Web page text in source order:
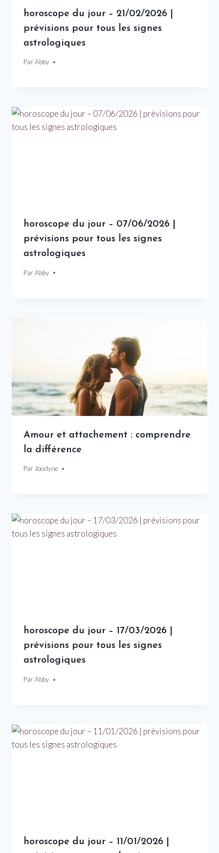
horoscope du jour – 21/02/2026 |
prévisions pour tous les signes
astrologiques
Par Abby
21 février 2026
horoscope du jour – 07/06/2026 |
prévisions pour tous les signes
astrologiques
Par Abby
7 juin 2026
Amour et attachement : comprendre
la différence
Par Jocelyne
12 novembre 2024
horoscope du jour – 17/03/2026 |
prévisions pour tous les signes
astrologiques
Par Abby
17 mars 2026
horoscope du jour – 11/01/2026 |